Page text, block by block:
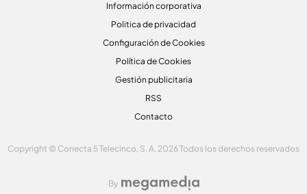
Información corporativa
Politica de privacidad
Configuración de Cookies
Política de Cookies
Gestión publicitaria
RSS
Contacto
Copyright © Conecta 5 Telecinco, S. A. 2026 Todos los derechos reservados
By